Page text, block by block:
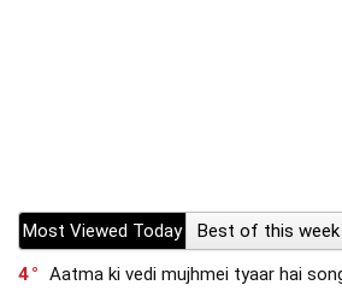
Most Viewed Today Best of this week
4
Aatma ki vedi mujhmei tyaar hai